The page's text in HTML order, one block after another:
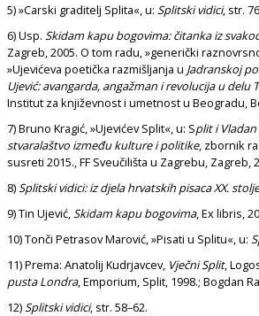
5)»Carski graditelj Splita«, u: Splitski vidici, str.
6)Usp. Skidam kapu bogovima: čitanka iz
Zagreb, 2005. O tom radu, »generički
»Ujevićeva poetička razmišljanja u Jadranskoj
Ujević: avangarda, angažman i revolucija u delu
Institut za književnost i umetnost u Beogradu,
7)Bruno Kragić, »Ujevićev Split«, u: Split i Vladan
stvaralaštvo između kulture i politike, zbornik
susreti 2015., FF Sveučilišta u Zagrebu, Zagreb,
8) Splitski vidici: iz djela hrvatskih pisaca XX.
9)Tin Ujević, Skidam kapu bogovima, Ex libris,
10)Tonči Petrasov Marović, »Pisati u Splitu«, u:
11)Prema: Anatolij Kudrjavcev, Vječni Split,
pusta Londra, Emporium, Split, 1998.; Bogdan
12) Splitski vidici, str. 58–62.